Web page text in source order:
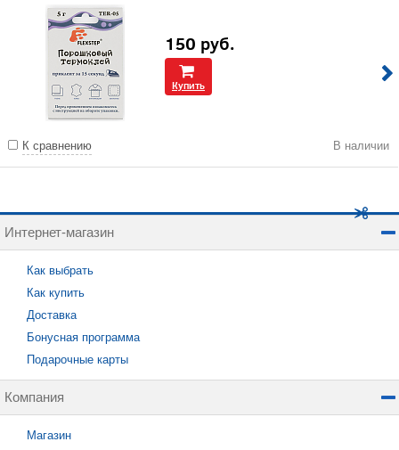
150 руб.
Купить
К сравнению В наличии
Интернет-магазин
Как выбрать
Как купить
Доставка
Бонусная программа
Подарочные карты
Компания
Магазин